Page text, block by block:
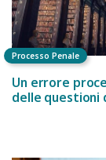
Processo Penale
Un errore
delle questioni